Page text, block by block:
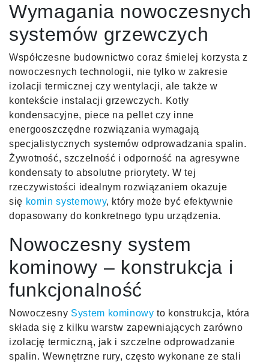
Wymagania nowoczesnych
systemów grzewczych
Współczesne budownictwo coraz śmielej korzysta z
nowoczesnych technologii, nie tylko w zakresie
izolacji termicznej czy wentylacji, ale także w
kontekście instalacji grzewczych. Kotły
kondensacyjne, piece na pellet czy inne
energooszczędne rozwiązania wymagają
specjalistycznych systemów odprowadzania spalin.
Żywotność, szczelność i odporność na agresywne
kondensaty to absolutne priorytety. W tej
rzeczywistości idealnym rozwiązaniem okazuje
się komin systemowy, który może być efektywnie
dopasowany do konkretnego typu urządzenia.
Nowoczesny system
kominowy – konstrukcja i
funkcjonalność
Nowoczesny System kominowy to konstrukcja, która
składa się z kilku warstw zapewniających zarówno
izolację termiczną, jak i szczelne odprowadzanie
spalin. Wewnętrzne rury, często wykonane ze stali